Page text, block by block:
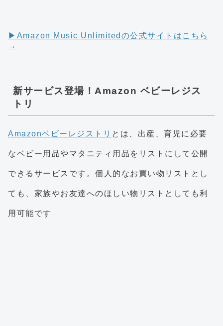
▶︎Amazon Music Unlimitedの公式サイトはこちら
→
新サービス登場！Amazon ベビーレジス
トリ
Amazonベビーレジストリ とは、出産、育児に必要
なベビー用品やマタニティ用品をリストにして公開
できるサービスです。個人的なお買い物リストとし
ても、家族やお友達へのほしい物リストとしても利
用可能です